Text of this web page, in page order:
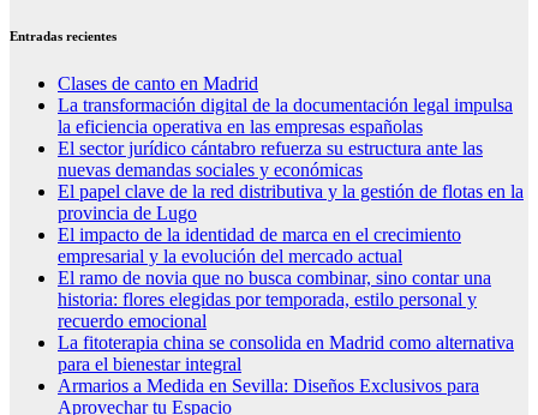
Entradas recientes
Clases de canto en Madrid
La transformación digital de la documentación legal impulsa
la eficiencia operativa en las empresas españolas
El sector jurídico cántabro refuerza su estructura ante las
nuevas demandas sociales y económicas
El papel clave de la red distributiva y la gestión de flotas en la
provincia de Lugo
El impacto de la identidad de marca en el crecimiento
empresarial y la evolución del mercado actual
El ramo de novia que no busca combinar, sino contar una
historia: flores elegidas por temporada, estilo personal y
recuerdo emocional
La fitoterapia china se consolida en Madrid como alternativa
para el bienestar integral
Armarios a Medida en Sevilla: Diseños Exclusivos para
Aprovechar tu Espacio